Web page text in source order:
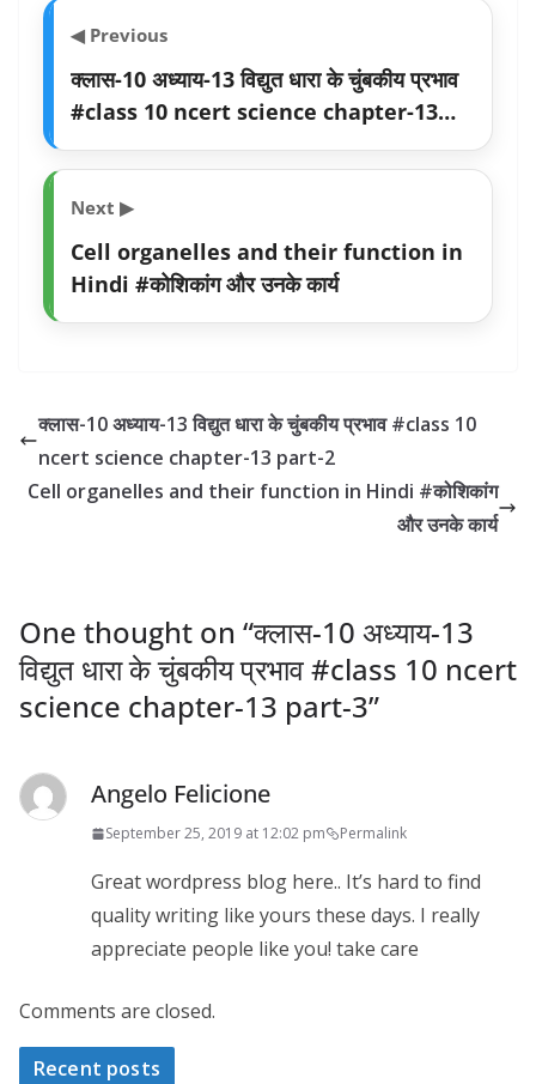
◀ Previous
क्लास-10 अध्याय-13 विद्युत धारा के चुंबकीय प्रभाव
#class 10 ncert science chapter-13
part-2
Next ▶
Cell organelles and their function in
Hindi #कोशिकांग और उनके कार्य
क्लास-10 अध्याय-13 विद्युत धारा के चुंबकीय प्रभाव #class 10
ncert science chapter-13 part-2
Cell organelles and their function in Hindi #कोशिकांग
और उनके कार्य
One thought on “क्लास-10 अध्याय-13
विद्युत धारा के चुंबकीय प्रभाव #class 10 ncert
science chapter-13 part-3”
Angelo Felicione
September 25, 2019 at 12:02 pm Permalink
Great wordpress blog here.. It’s hard to find
quality writing like yours these days. I really
appreciate people like you! take care
Comments are closed.
Recent posts